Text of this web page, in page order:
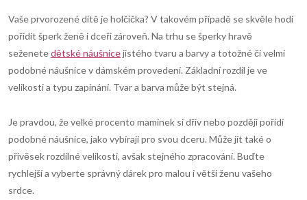
Vaše prvorozené dítě je holčička? V takovém případě se skvěle hodí
pořídit šperk ženě i dceři zároveň. Na trhu se šperky hravě
seženetedětské náušnicejistého tvaru a barvy a totožné či velmi
podobné náušnice v dámském provedení. Základní rozdíl je ve
velikosti a typu zapínání. Tvar a barva může být stejná.
Je pravdou, že velké procento maminek si dřív nebo později pořídí
podobné náušnice, jako vybírají pro svou dceru. Může jít také o
přívěsek rozdílné velikosti, avšak stejného zpracování. Buďte
rychlejší a vyberte správný dárek pro malou i větší ženu vašeho
srdce.